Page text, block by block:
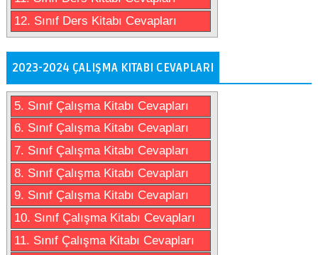
12. Sınıf Ders Kitabı Cevapları
2023-2024 ÇALIŞMA KITABI CEVAPLARI
5. Sınıf Çalışma Kitabı Cevapları
6. Sınıf Çalışma Kitabı Cevapları
7. Sınıf Çalışma Kitabı Cevapları
8. Sınıf Çalışma Kitabı Cevapları
9. Sınıf Çalışma Kitabı Cevapları
10. Sınıf Çalışma Kitabı Cevapları
11. Sınıf Çalışma Kitabı Cevapları